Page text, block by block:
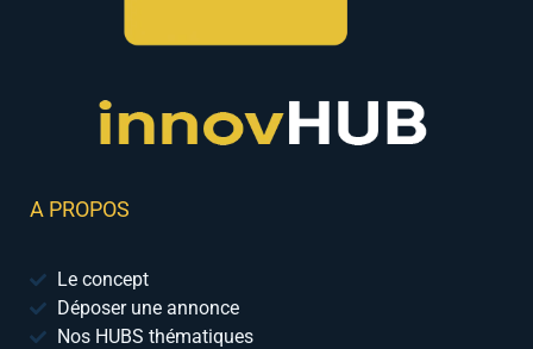
A PROPOS
Le concept
Déposer une annonce
Nos HUBS thématiques